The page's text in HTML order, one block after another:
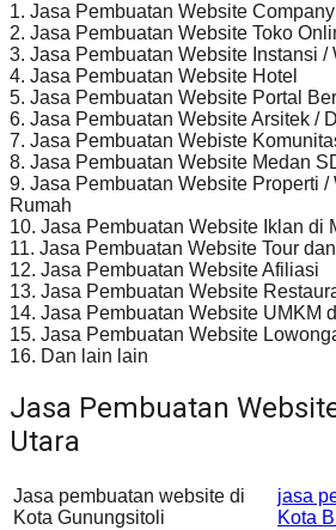
1. Jasa Pembuatan Website
2. Jasa Pembuatan Website Toko
3. Jasa Pembuatan Website Instansi /
4. Jasa Pembuatan Website Hotel
5. Jasa Pembuatan Website Portal
6. Jasa Pembuatan Website Arsitek /
7. Jasa Pembuatan Webiste
8. Jasa Pembuatan Website Medan
9. Jasa Pembuatan Website Properti /
Rumah
10. Jasa Pembuatan Website Iklan di
11. Jasa Pembuatan Website Tour
12. Jasa Pembuatan Website Afiliasi
13. Jasa Pembuatan Website
14. Jasa Pembuatan Website UMKM
15. Jasa Pembuatan Website
16. Dan lain lain
Jasa Pembuatan
Utara
Jasa pembuatan website di
Kota Gunungsitoli
jasa
Kota